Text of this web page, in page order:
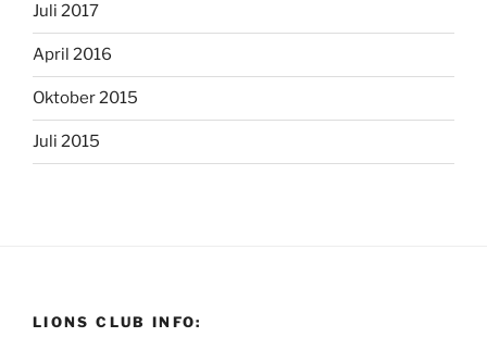
Juli 2017
April 2016
Oktober 2015
Juli 2015
LIONS CLUB INFO: